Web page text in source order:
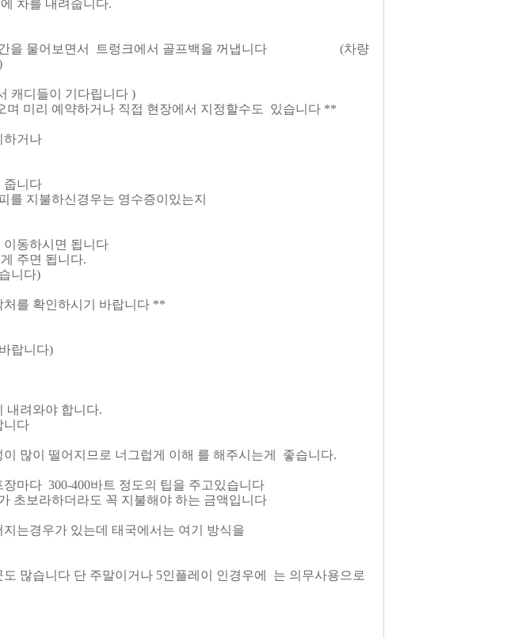
차를 내려줍니다.
시간을 물어보면서 트렁크에서 골프백을 꺼냅니다 (차량
캐디들이 기다립니다 )
미리 예약하거나 직접 현장에서 지정할수도 있습니다 **
하거나
줍니다
지불하신경우는 영수증이있는지
동하시면 됩니다
주면 됩니다.
니다)
를 확인하시기 바랍니다 **
랍니다)
내려와야 합니다.
니다
많이 떨어지므로 너그럽게 이해 를 해주시는게 좋습니다.
마다 300-400바트 정도의 팁을 주고있습니다
초보라하더라도 꼭 지불해야 하는 금액입니다
는경우가 있는데 태국에서는 여기 방식을
많습니다 단 주말이거나 5인플레이 인경우에 는 의무사용으로